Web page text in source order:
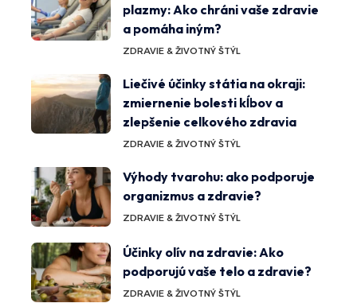
plazmy: Ako chráni vaše zdravie
a pomáha iným?
ZDRAVIE & ŽIVOTNÝ ŠTÝL
Liečivé účinky státia na okraji:
zmiernenie bolesti kĺbov a
zlepšenie celkového zdravia
ZDRAVIE & ŽIVOTNÝ ŠTÝL
Výhody tvarohu: ako podporuje
organizmus a zdravie?
ZDRAVIE & ŽIVOTNÝ ŠTÝL
Účinky olív na zdravie: Ako
podporujú vaše telo a zdravie?
ZDRAVIE & ŽIVOTNÝ ŠTÝL